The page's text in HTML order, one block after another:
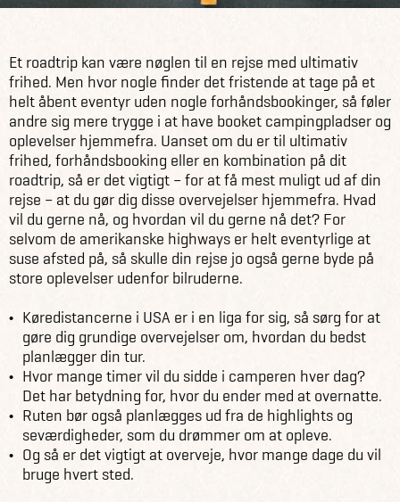
Et roadtrip kan være nøglen til en rejse med ultimativ
frihed. Men hvor nogle finder det fristende at tage på et
helt åbent eventyr uden nogle forhåndsbookinger, så føler
andre sig mere trygge i at have booket campingpladser og
oplevelser hjemmefra. Uanset om du er til ultimativ
frihed, forhåndsbooking eller en kombination på dit
roadtrip, så er det vigtigt – for at få mest muligt ud af din
rejse – at du gør dig disse overvejelser hjemmefra. Hvad
vil du gerne nå, og hvordan vil du gerne nå det? For
selvom de amerikanske highways er helt eventyrlige at
suse afsted på, så skulle din rejse jo også gerne byde på
store oplevelser udenfor bilruderne.
Køredistancerne i USA er i en liga for sig, så sørg for at
gøre dig grundige overvejelser om, hvordan du bedst
planlægger din tur.
Hvor mange timer vil du sidde i camperen hver dag?
Det har betydning for, hvor du ender med at overnatte.
Ruten bør også planlægges ud fra de highlights og
seværdigheder, som du drømmer om at opleve.
Og så er det vigtigt at overveje, hvor mange dage du vil
bruge hvert sted.